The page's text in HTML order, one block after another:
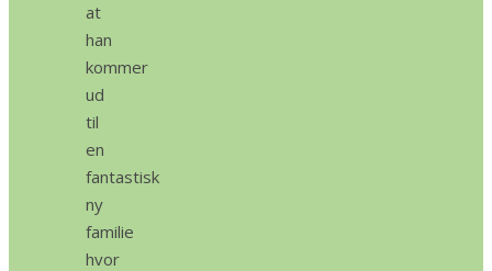
at
han
kommer
ud
til
en
fantastisk
ny
familie
hvor